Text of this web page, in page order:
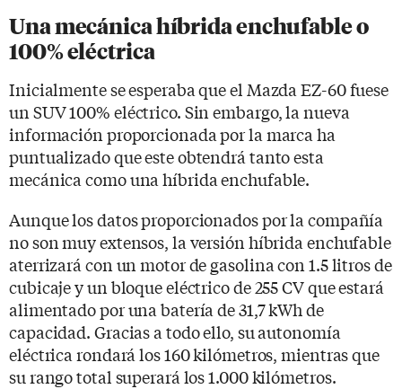
Una mecánica híbrida enchufable o
100% eléctrica
Inicialmente se esperaba que el Mazda EZ-60 fuese
un SUV 100% eléctrico. Sin embargo, la nueva
información proporcionada por la marca ha
puntualizado que este obtendrá tanto esta
mecánica como una híbrida enchufable.
Aunque los datos proporcionados por la compañía
no son muy extensos, la versión híbrida enchufable
aterrizará con un motor de gasolina con 1.5 litros de
cubicaje y un bloque eléctrico de 255 CV que estará
alimentado por una batería de 31,7 kWh de
capacidad. Gracias a todo ello, su autonomía
eléctrica rondará los 160 kilómetros, mientras que
su rango total superará los 1.000 kilómetros.